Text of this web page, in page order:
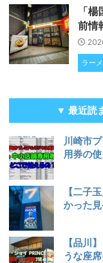
「
前情
ラー
▼ 最近読
川崎市
用券の
【二子
かった
【品川
うな座